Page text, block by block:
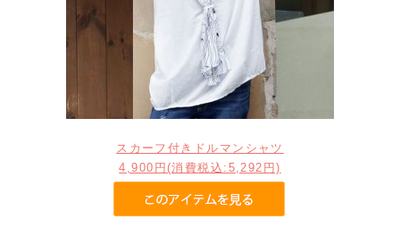
スカーフ付きドルマンシャツ
4,900円(消費税込:5,292円)